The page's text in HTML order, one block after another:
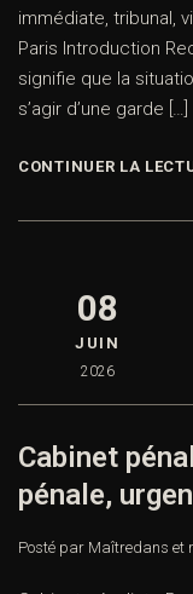
immédiate, tribunal,
Paris Introduction
signifie que la
s’agir d’une garde […]
CONTINUER LA
08
JUIN
2026
Cabinet
pénale,
Posté par Maîtredans et